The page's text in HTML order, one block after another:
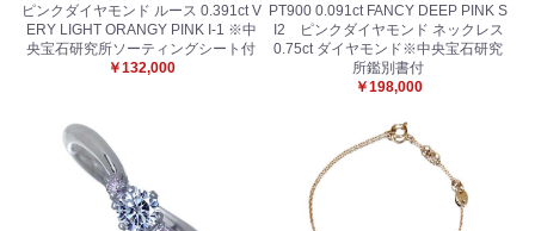
ピンクダイヤモンド ルース 0.391ct V
ERY LIGHT ORANGY PINK I-1 ※中
央宝石研究所ソーティングシート付
￥132,000
PT900 0.091ct FANCY DEEP PINK S
I2 ピンクダイヤモンド ネックレス
0.75ct ダイヤモンド※中央宝石研究
所鑑別書付
￥198,000